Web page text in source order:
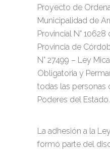
Proyecto de
Municipalidad de
Provincial N°
Provincia de
N° 27499 – Ley
Obligatoria y
todas las personas
Poderes del Estado.
La adhesión a la
formó parte del